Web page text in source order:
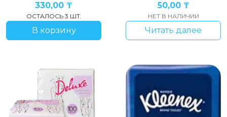
330,00 ₸
ОСТАЛОСЬ 3 ШТ.
В корзину
50,00 ₸
НЕТ В НАЛИЧИИ
Читать далее